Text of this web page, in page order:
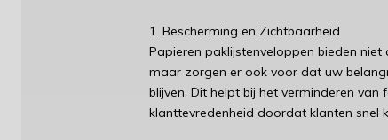
1. Bescherming en Zichtbaarheid
Papieren paklijstenveloppen bieden niet
maar zorgen er ook voor dat uw
blijven. Dit helpt bij het verminderen
klanttevredenheid doordat klanten snel